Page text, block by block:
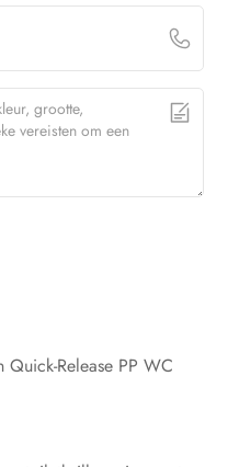
Quick-Release PP WC